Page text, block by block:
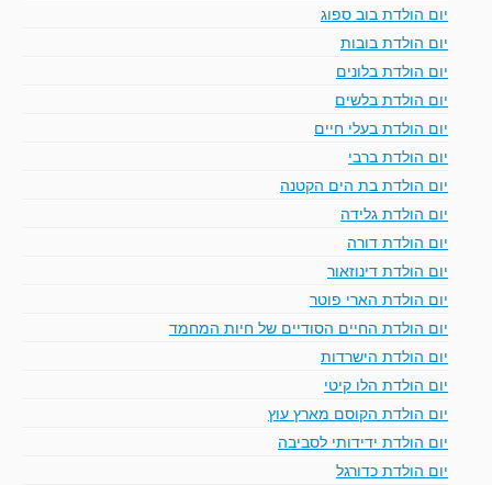
יום הולדת בוב ספוג
יום הולדת בובות
יום הולדת בלונים
יום הולדת בלשים
יום הולדת בעלי חיים
יום הולדת ברבי
יום הולדת בת הים הקטנה
יום הולדת גלידה
יום הולדת דורה
יום הולדת דינוזאור
יום הולדת הארי פוטר
יום הולדת החיים הסודיים של חיות המחמד
יום הולדת הישרדות
יום הולדת הלו קיטי
יום הולדת הקוסם מארץ עוץ
יום הולדת ידידותי לסביבה
יום הולדת כדורגל